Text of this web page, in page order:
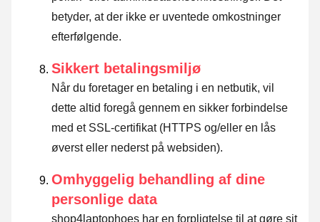
betyder, at der ikke er uventede omkostninger
efterfølgende.
Sikkert betalingsmiljø
Når du foretager en betaling i en netbutik, vil
dette altid foregå gennem en sikker forbindelse
med et SSL-certifikat (HTTPS og/eller en lås
øverst eller nederst på websiden).
Omhyggelig behandling af dine
personlige data
shop4laptophoes har en forpligtelse til at gøre sit